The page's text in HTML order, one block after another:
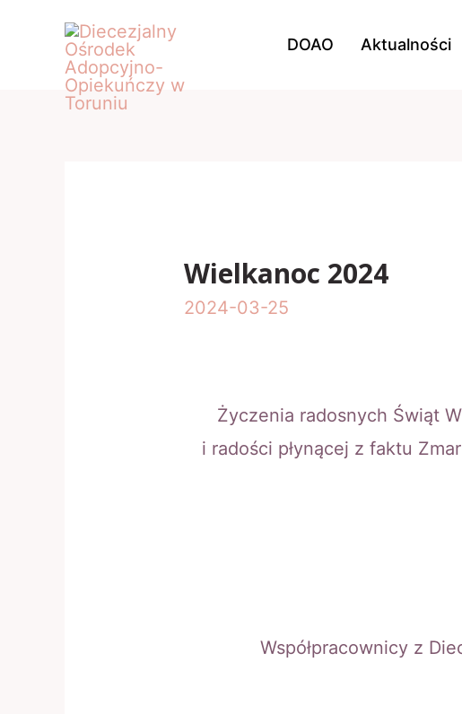
DOAO Aktualności
Wielkanoc 2024
2024-03-25
Życzenia radosnych Świąt
i radości płynącej z faktu
Współpracownicy z